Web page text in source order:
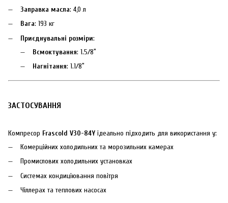
Заправка масла: 4,0 л
Вага: 193 кг
Приєднувальні розміри:
Всмоктування: 1.5/8″
Нагнітання: 1.1/8″
ЗАСТОСУВАННЯ
Компресор Frascold V30-84Y ідеально підходить для використання у:
Комерційних холодильних та морозильних камерах
Промислових холодильних установках
Системах кондиціювання повітря
Чіллерах та теплових насосах